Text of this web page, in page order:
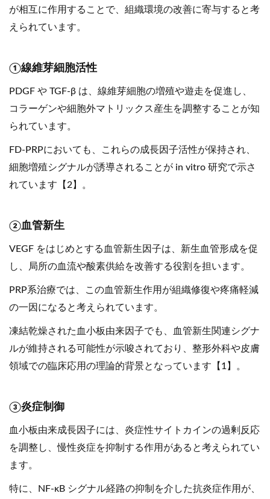
が相互に作用することで、組織環境の改善に寄与すると考
えられています。
①線維芽細胞活性
PDGF や TGF-β は、線維芽細胞の増殖や遊走を促進し、
コラーゲンや細胞外マトリックス産生を調整することが知
られています。
FD-PRPにおいても、これらの成長因子活性が保持され、
細胞増殖シグナルが誘導されることが in vitro 研究で示さ
れています【2】。
②血管新生
VEGF をはじめとする血管新生因子は、新生血管形成を促
し、局所の血流や酸素供給を改善する役割を担います。
PRP系治療では、この血管新生作用が組織修復や疼痛軽減
の一因になると考えられています。
凍結乾燥された血小板由来因子でも、血管新生関連シグナ
ルが維持される可能性が示唆されており、整形外科や皮膚
領域での臨床応用の理論的背景となっています【1】。
③炎症制御
血小板由来成長因子には、炎症性サイトカインの過剰反応
を調整し、慢性炎症を抑制する作用があると考えられてい
ます。
特に、NF-κB シグナル経路の抑制を介した抗炎症作用が、